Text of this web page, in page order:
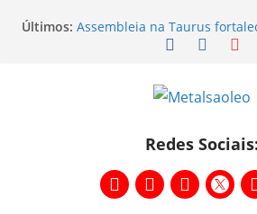
Últimos: Assembleia na Taurus
salarial e mostra a força da
Nota de repúdio
Conselho Diretivo da CNM/
Temporal destelha Ginásio
Assembleia na Taurus –
2026/2027
Redes Sociais: